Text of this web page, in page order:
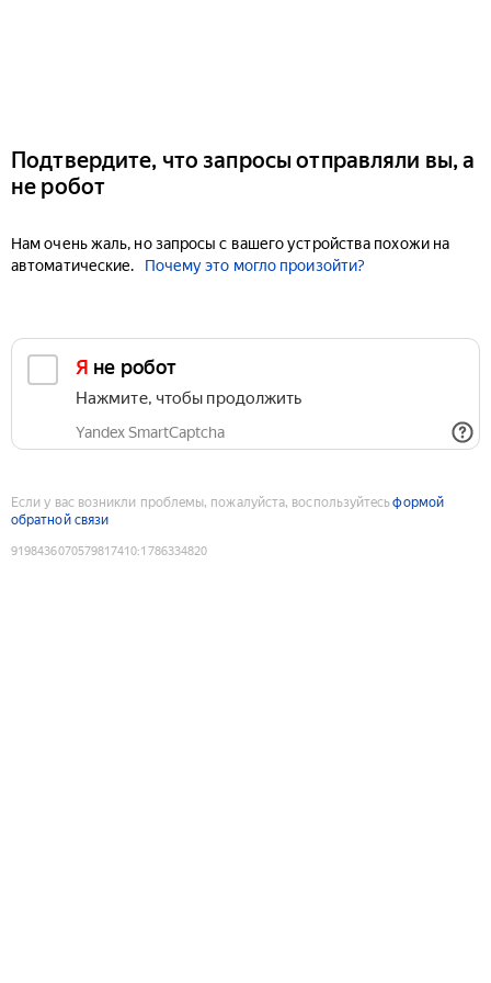
Подтвердите, что запросы отправляли вы, а
не робот
Нам очень жаль, но запросы с вашего устройства похожи на
автоматические.
Почему это могло произойти?
Я не робот
Нажмите, чтобы продолжить
Yandex SmartCaptcha
Если у вас возникли проблемы, пожалуйста, воспользуйтесьформой
обратной связи
9198436070579817410:1786334820